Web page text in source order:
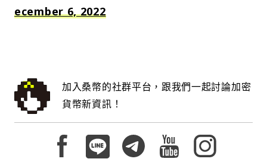
ecember 6, 2022
加入桑幣的社群平台，跟我們一起討論加密
貨幣新資訊！